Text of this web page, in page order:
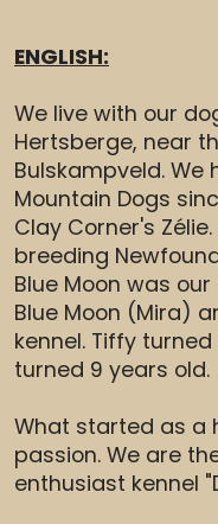
ENGLISH:
We live with our
Hertsberge, near
Bulskampveld. We
Mountain Dogs
Clay Corner's
breeding
Blue Moon was
Blue Moon (Mira)
kennel. Tiffy
turned 9 years old.
What started as a
passion. We are
enthusiast kennel